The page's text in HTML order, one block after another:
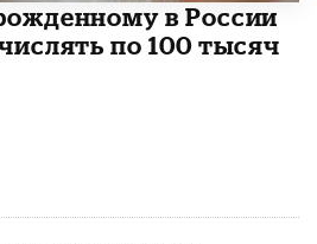
в России
по 100 тысяч